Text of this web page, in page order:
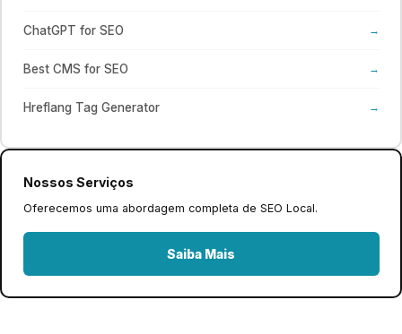
ChatGPT for SEO →
Best CMS for SEO →
Hreflang Tag Generator →
Nossos Serviços
Oferecemos uma abordagem completa de SEO Local.
Saiba Mais